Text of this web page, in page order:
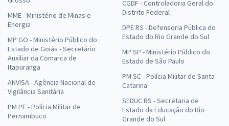
MME - Ministério de Minas e
Energia
MP GO - Ministério Público do
Estado de Goiás - Secretário
Auxiliar da Comarca de
Itapuranga
ANVISA - Agência Nacional de
Vigilância Sanitária
PM PE - Polícia Militar de
Pernambuco
CGDF - Controladoria Geral do
Distrito Federal
DPE RS - Defensoria Pública do
Estado do Rio Grande do Sul
MP SP - Ministério Público do
Estado de São Paulo
PM SC - Polícia Militar de Santa
Catarina
SEDUC RS - Secretaria de
Estado da Educação do Rio
Grande do Sul